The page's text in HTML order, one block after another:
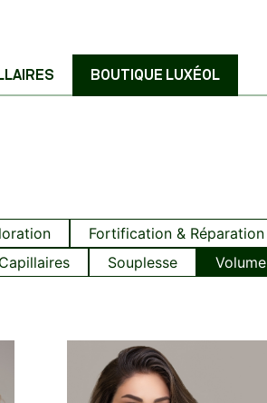
BOUTIQUE LUXÉOL
Fortification & Réparation
Souplesse Volume